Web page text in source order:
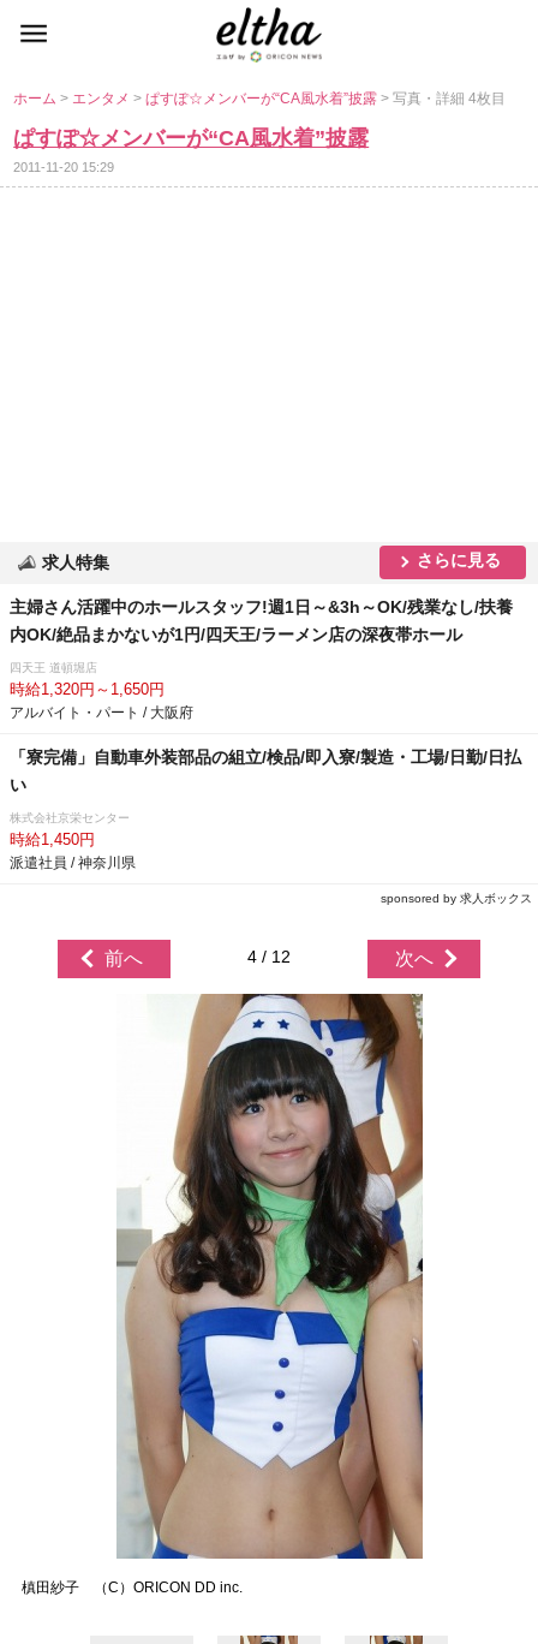
ホーム> エンタメ>ぱすぽ☆メンバーが“CA風水着”披露> 写真・詳細 4枚目
ぱすぽ☆メンバーが“CA風水着”披露
2011-11-20 15:29
求人特集 さらに見る
主婦さん活躍中のホールスタッフ!週1日～&3h～OK/残業なし/扶養
内OK/絶品まかないが1円/四天王/ラーメン店の深夜帯ホール
四天王 道頓堀店
時給1,320円～1,650円
アルバイト・パート / 大阪府
「寮完備」自動車外装部品の組立/検品/即入寮/製造・工場/日勤/日払
い
株式会社京栄センター
時給1,450円
派遣社員 / 神奈川県
sponsored by 求人ボックス
前へ 4 / 12 次へ
槙田紗子 （C）ORICON DD inc.